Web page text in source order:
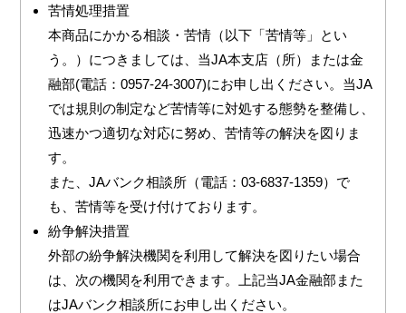
苦情処理措置
本商品にかかる相談・苦情（以下「苦情等」とい
う。）につきましては、当JA本支店（所）または金
融部(電話：0957-24-3007)にお申し出ください。当JA
では規則の制定など苦情等に対処する態勢を整備し、
迅速かつ適切な対応に努め、苦情等の解決を図りま
す。
また、JAバンク相談所（電話：03-6837-1359）で
も、苦情等を受け付けております。
紛争解決措置
外部の紛争解決機関を利用して解決を図りたい場合
は、次の機関を利用できます。上記当JA金融部また
はJAバンク相談所にお申し出ください。